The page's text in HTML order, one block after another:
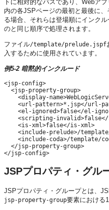
トに相対的なパスであり、Webア
内の各JSPページの最初と最後に
る場合、それらは登場順にインク
のと同じ順序で処理されます。
ファイル/template/prelude.jspf
入するために使用されています。
例5-2 暗黙的インクルード
<jsp-config>
  <jsp-property-group>
<display-
<url-pattern>*.jsp</url-
<el-ignored>false</el-
<scripting-
    <is-xml>false</is-xml>
<include-prelude>/
<include-coda>/template/
  </jsp-property-group>
JSPプロパティ・グル
JSPプロパティ・グループとは、
jsp-property-group要素における